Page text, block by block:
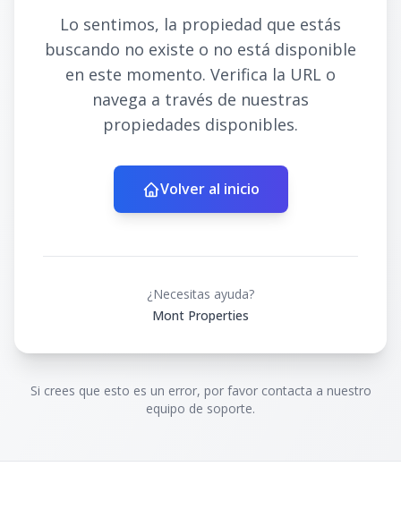
Lo sentimos, la propiedad que estás
buscando no existe o no está disponible
en este momento. Verifica la URL o
navega a través de nuestras
propiedades disponibles.
Volver al inicio
¿Necesitas ayuda?
Mont Properties
Si crees que esto es un error, por favor contacta a nuestro
equipo de soporte.